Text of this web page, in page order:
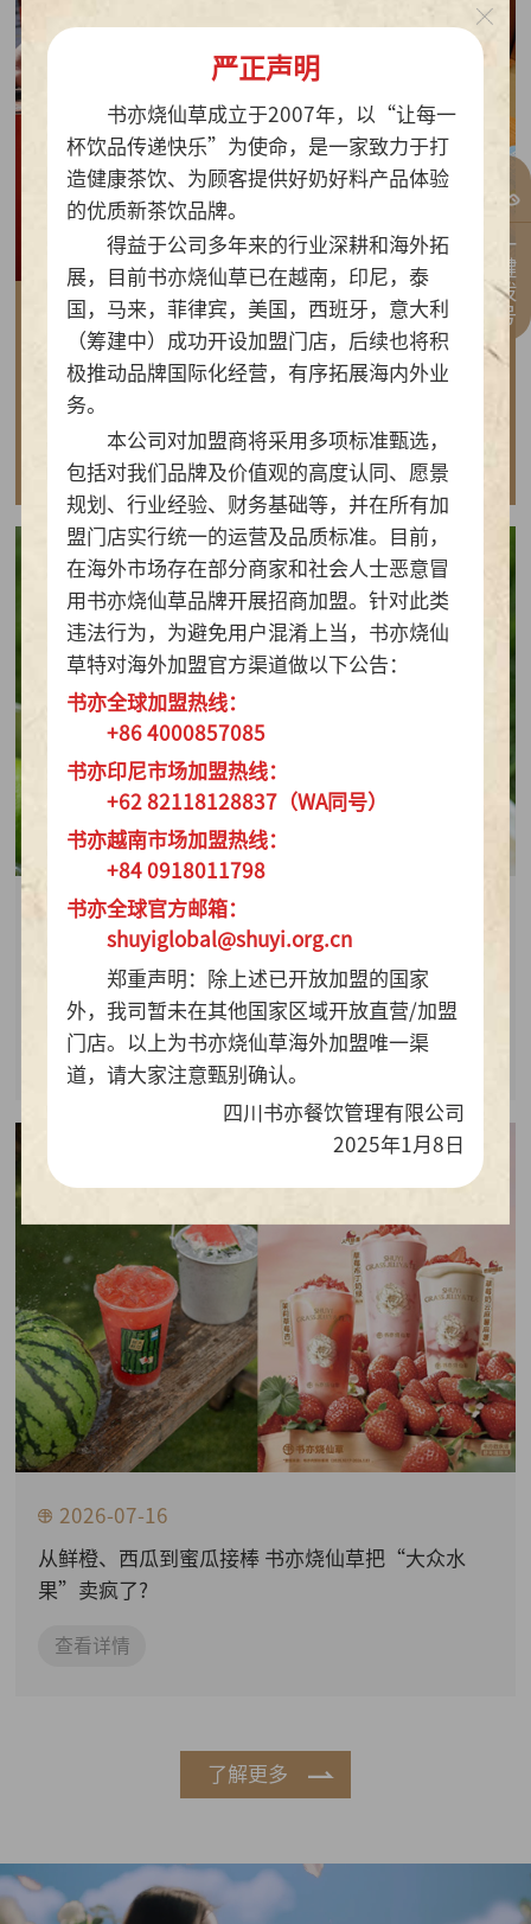
一键拨号
2026-07-30
做实亲民茶饮！书亦烧仙草以“有料品类之王”拿
下2026新茶饮TOP10
查看详情
2026-07-28
质价比持续热销
查看详情
2026-07-16
从鲜橙、西瓜到蜜瓜接棒 书亦烧仙草把“大众水
果”卖疯了?
查看详情
了解更多
严正声明
书亦烧仙草成立于2007年，以“让每一
杯饮品传递快乐”为使命，是一家致力于打
造健康茶饮、为顾客提供好奶好料产品体验
的优质新茶饮品牌。
得益于公司多年来的行业深耕和海外拓
展，目前书亦烧仙草已在越南，印尼，泰
国，马来，菲律宾，美国，西班牙，意大利
（筹建中）成功开设加盟门店，后续也将积
极推动品牌国际化经营，有序拓展海内外业
务。
本公司对加盟商将采用多项标准甄选，
包括对我们品牌及价值观的高度认同、愿景
规划、行业经验、财务基础等，并在所有加
盟门店实行统一的运营及品质标准。目前，
在海外市场存在部分商家和社会人士恶意冒
用书亦烧仙草品牌开展招商加盟。针对此类
违法行为，为避免用户混淆上当，书亦烧仙
草特对海外加盟官方渠道做以下公告：
书亦全球加盟热线：
+86 4000857085
书亦印尼市场加盟热线：
+62 82118128837（WA同号）
书亦越南市场加盟热线：
+84 0918011798
书亦全球官方邮箱：
shuyiglobal@shuyi.org.cn
郑重声明：除上述已开放加盟的国家
外，我司暂未在其他国家区域开放直营/加盟
门店。以上为书亦烧仙草海外加盟唯一渠
道，请大家注意甄别确认。
四川书亦餐饮管理有限公司
2025年1月8日